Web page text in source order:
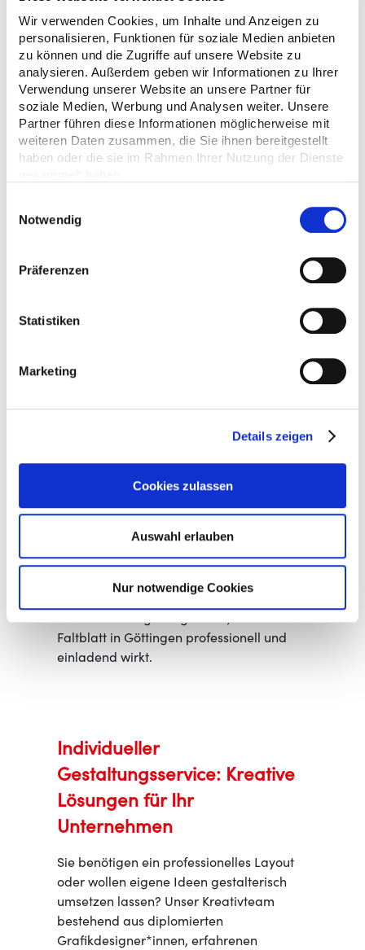
Wir verwenden Cookies, um Inhalte und Anzeigen zu
personalisieren, Funktionen für soziale Medien anbieten
zu können und die Zugriffe auf unsere Website zu
analysieren. Außerdem geben wir Informationen zu Ihrer
Verwendung unserer Website an unsere Partner für
soziale Medien, Werbung und Analysen weiter. Unsere
Partner führen diese Informationen möglicherweise mit
weiteren Daten zusammen, die Sie ihnen bereitgestellt
haben oder die sie im Rahmen Ihrer Nutzung der Dienste
Notwendig
Präferenzen
Statistiken
Marketing
Details zeigen
Cookies zulassen
Auswahl erlauben
Nur notwendige Cookies
Welche Papierstärken sind
optimal für Faltblätter?
Bei der Materialauswahl für Faltblätter
haben Sie verschiedene Optionen, die
einfache Verteilungen, während 135g und
hochwertigere Präsentationen ideal sind.
individuelle Anfrage zur Verfügung.
Tipps für den erfolgreichen
Druck Ihrer Faltblätter und
Falzflyer
Inhalt prägnant und übersichtlich zu
halten. Vermeiden Sie es, die Seiten mit zu
vielen Informationen zu überladen – so
überzeugend. Ein ansprechendes,
Faltblatt in Göttingen professionell und
einladend wirkt.
Individueller
Gestaltungsservice: Kreative
Lösungen für Ihr
Unternehmen
Sie benötigen ein professionelles Layout
oder wollen eigene Ideen gestalterisch
umsetzen lassen? Unser Kreativteam
bestehend aus diplomierten
Grafikdesigner*innen, erfahrenen